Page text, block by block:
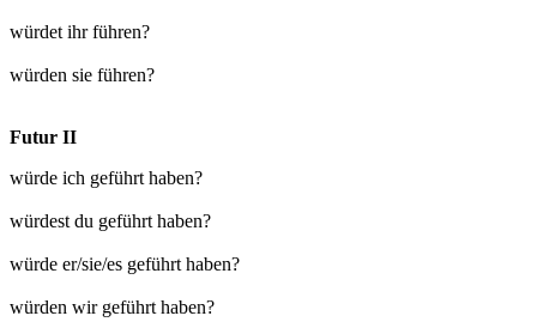
würdet ihr führen?
würden sie führen?
Futur II
würde ich geführt haben?
würdest du geführt haben?
würde er/sie/es geführt haben?
würden wir geführt haben?